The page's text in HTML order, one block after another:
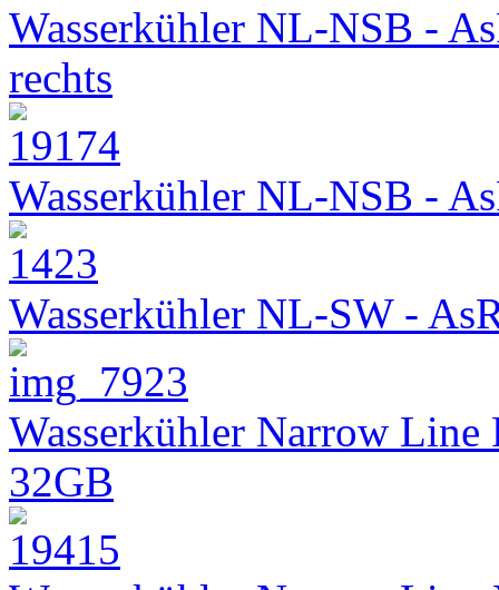
Wasserkühler NL-NSB -
rechts
Wasserkühler NL-NSB -
Wasserkühler NL-SW -
Wasserkühler Narrow
32GB